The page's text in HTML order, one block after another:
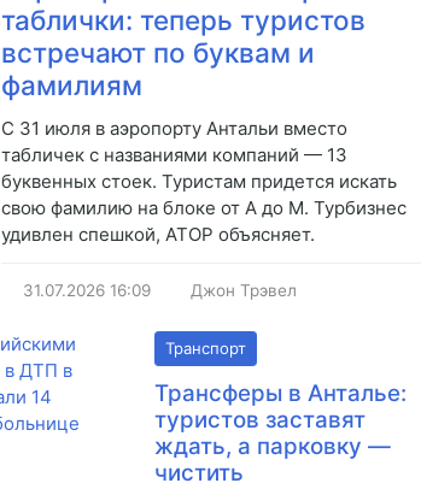
таблички: теперь туристов
встречают по буквам и
фамилиям
С 31 июля в аэропорту Антальи вместо
табличек с названиями компаний — 13
буквенных стоек. Туристам придется искать
свою фамилию на блоке от A до M. Турбизнес
удивлен спешкой, АТОР объясняет.
31.07.2026 16:09 Джон Трэвел
Транспорт
Трансферы в Анталье:
туристов заставят
ждать, а парковку —
чистить